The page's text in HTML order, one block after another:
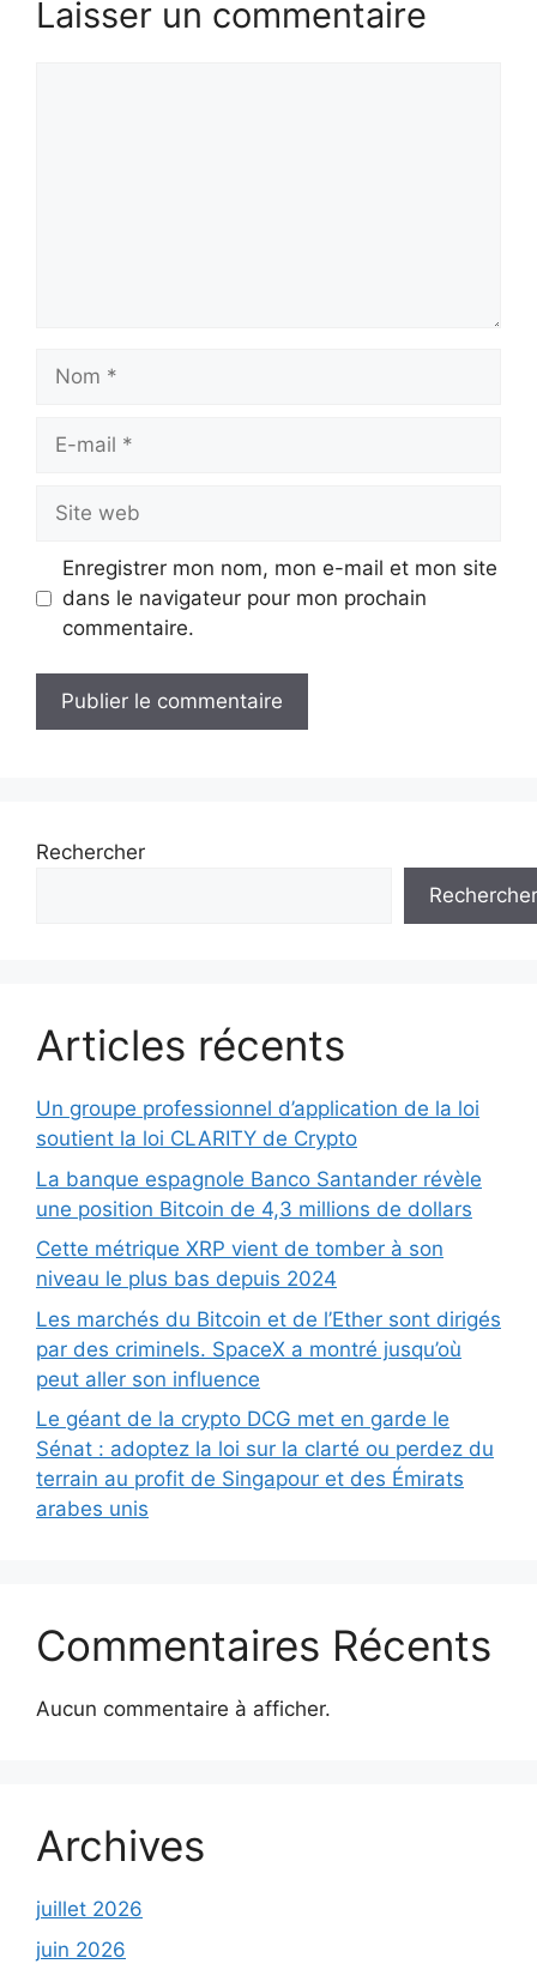
Laisser un commentaire
mail
web
Enregistrer mon nom, mon e-mail et mon site
dans le navigateur pour mon prochain
commentaire.
Rechercher
Rechercher
Articles récents
Un groupe professionnel d’application de la loi
soutient la loi CLARITY de Crypto
La banque espagnole Banco Santander révèle
une position Bitcoin de 4,3 millions de dollars
Cette métrique XRP vient de tomber à son
niveau le plus bas depuis 2024
Les marchés du Bitcoin et de l’Ether sont dirigés
par des criminels. SpaceX a montré jusqu’où
peut aller son influence
Le géant de la crypto DCG met en garde le
Sénat : adoptez la loi sur la clarté ou perdez du
terrain au profit de Singapour et des Émirats
arabes unis
Commentaires Récents
Aucun commentaire à afficher.
Archives
juillet 2026
juin 2026